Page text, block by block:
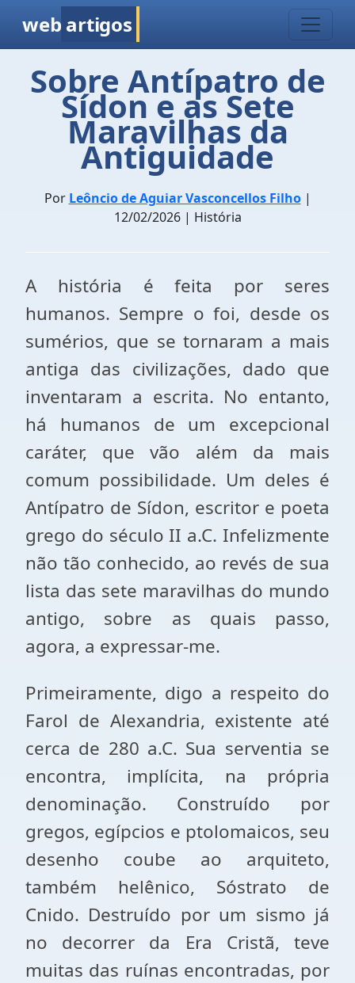
web artigos
Sobre Antípatro de
Sídon e as Sete
Maravilhas da
Antiguidade
Por Leôncio de Aguiar Vasconcellos Filho|
12/02/2026 | História
A história é feita por seres
humanos. Sempre o foi, desde os
sumérios, que se tornaram a mais
antiga das civilizações, dado que
inventaram a escrita. No entanto,
há humanos de um excepcional
caráter, que vão além da mais
comum possibilidade. Um deles é
Antípatro de Sídon, escritor e poeta
grego do século II a.C. Infelizmente
não tão conhecido, ao revés de sua
lista das sete maravilhas do mundo
antigo, sobre as quais passo,
agora, a expressar-me.
Primeiramente, digo a respeito do
Farol de Alexandria, existente até
cerca de 280 a.C. Sua serventia se
encontra, implícita, na própria
denominação. Construído por
gregos, egípcios e ptolomaicos, seu
desenho coube ao arquiteto,
também helênico, Sóstrato de
Cnido. Destruído por um sismo já
no decorrer da Era Cristã, teve
muitas das ruínas encontradas, por